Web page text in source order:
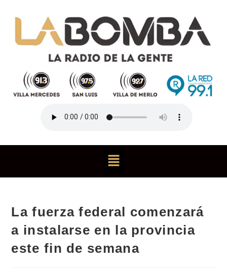
La fuerza federal comenzará
a instalarse en la provincia
este fin de semana